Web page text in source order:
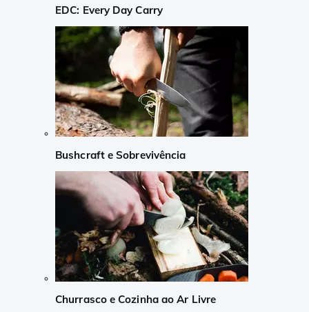
EDC: Every Day Carry
Bushcraft e Sobrevivência
Churrasco e Cozinha ao Ar Livre